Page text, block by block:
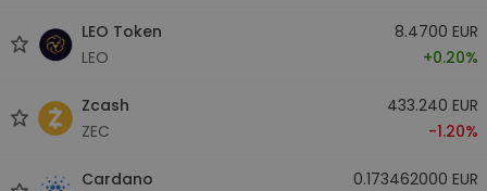
LEO Token
LEO
8.4700 EUR
+0.20%
Zcash
ZEC
433.240 EUR
-1.20%
Cardano
0.173462000 EUR